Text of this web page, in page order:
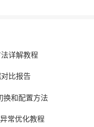
详解教程
比报告
换和配置方法
常优化教程